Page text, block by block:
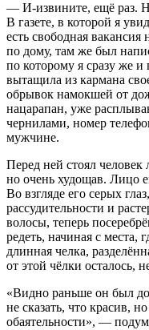
— И-извините, ещё раз.
В газете, в которой я
есть свободная
по дому, там же был
по которому я сразу же
вытащила из кармана
обрывок намокшей от
нацарапан, уже
чернилами, номер
мужчине.
Перед ней стоял
но очень худощав. Лицо
Во взгляде его серых
рассудительности и
волосы, теперь
редеть, начиная с места,
длинная челка,
от этой чёлки осталось,
«Видно раньше он был
не сказать, что красив,
обаятельности», —